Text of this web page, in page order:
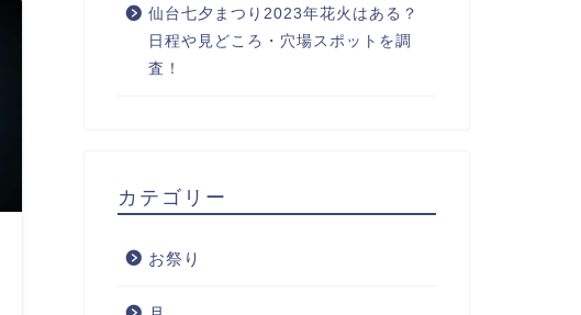
占い・スピリチュアルについて解
仙台七夕まつり2023年花火はある？
日程や見どころ・穴場スポットを調
査！
カテゴリー
お祭り